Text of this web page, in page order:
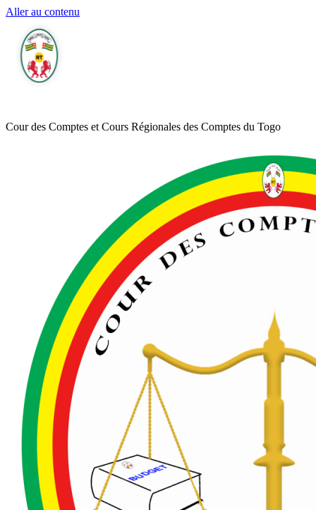
Aller au contenu
Cour des Comptes et Cours Régionales des Comptes du Togo